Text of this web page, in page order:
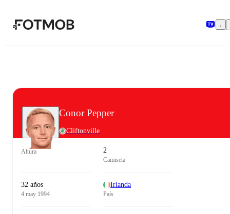
Conor Pepper
Cliftonville
Altura 2
Camiseta
32 años
4 may 1994
Irlanda
País